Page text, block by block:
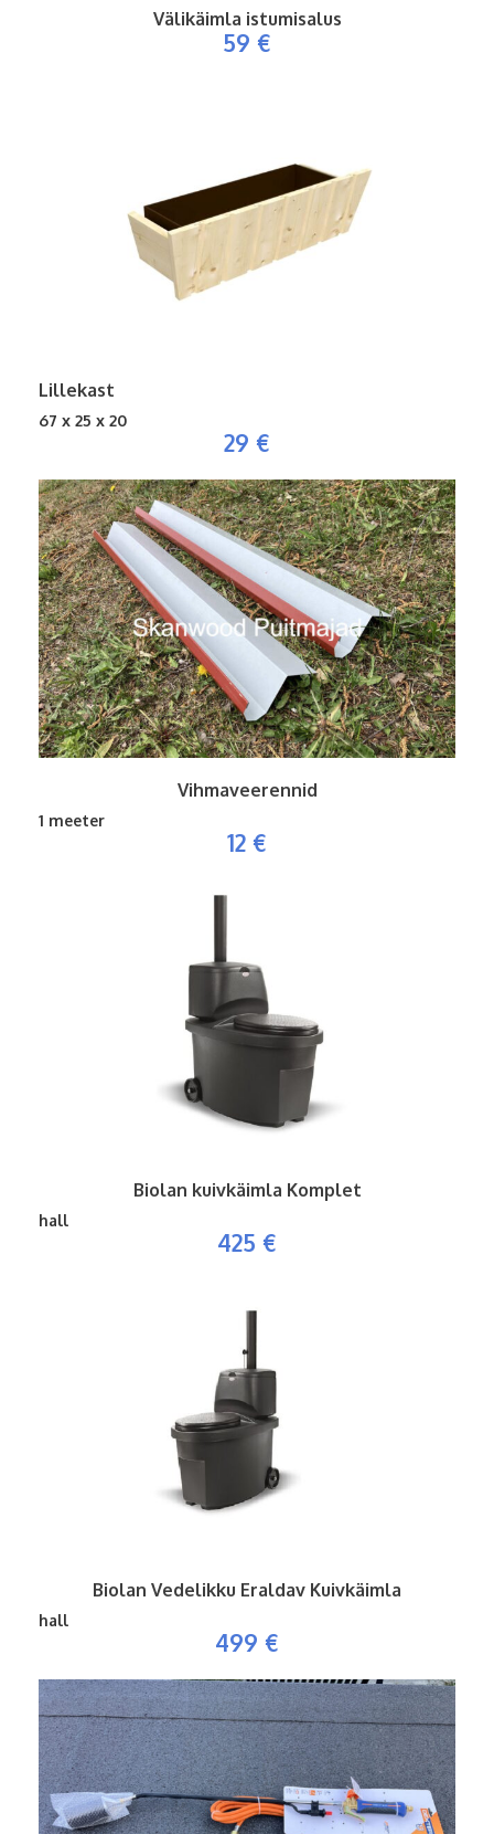
Välikäimla istumisalus
59 €
Lillekast
67 x 25 x 20
29 €
Vihmaveerennid
1 meeter
12 €
Biolan kuivkäimla Komplet
hall
425 €
Biolan Vedelikku Eraldav Kuivkäimla
hall
499 €